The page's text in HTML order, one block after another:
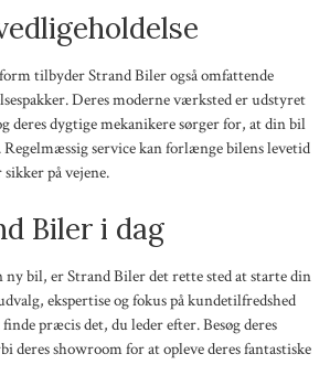
tilbyder Strand Biler også omfattende
Deres moderne værksted er udstyret
deres dygtige mekanikere sørger for, at din bil
service kan forlænge bilens levetid
på vejene.
Biler i dag
bil, er Strand Biler det rette sted at starte din
ekspertise og fokus på kundetilfredshed
præcis det, du leder efter. Besøg deres
deres showroom for at opleve deres fantastiske